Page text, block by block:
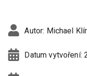
Autor: Michael
Datum vytvoření: